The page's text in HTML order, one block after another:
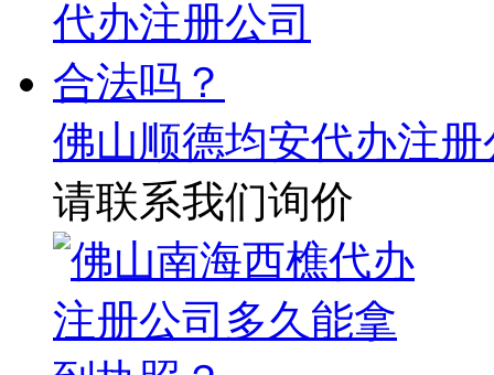
佛山顺德均安代办注
请联系我们询价